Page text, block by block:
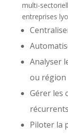
multi-
entreprises
Analyser
ou région
Gérer les
récurrents
Piloter la